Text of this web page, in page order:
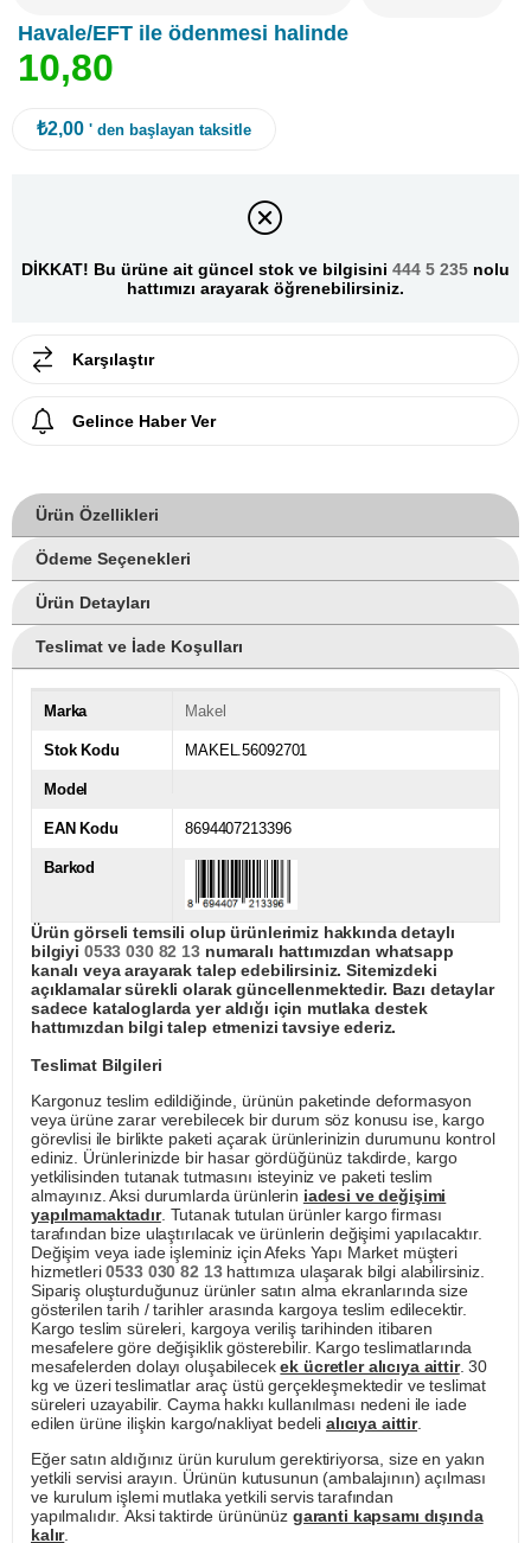
Havale/EFT ile ödenmesi halinde
10,80
₺2,00 ' den başlayan taksitle
DİKKAT! Bu ürüne ait güncel stok ve bilgisini 444 5 235 nolu
hattımızı arayarak öğrenebilirsiniz.
Karşılaştır
Gelince Haber Ver
Ürün Özellikleri
Ödeme Seçenekleri
Ürün Detayları
Teslimat ve İade Koşulları
Marka Makel
Stok Kodu MAKEL.56092701
Model
EAN Kodu 8694407213396
Barkod
Ürün görseli temsili olup ürünlerimiz hakkında detaylı
bilgiyi 0533 030 82 13numaralı hattımızdan whatsapp
kanalı veya arayarak talep edebilirsiniz. Sitemizdeki
açıklamalar sürekli olarak güncellenmektedir. Bazı detaylar
sadece kataloglarda yer aldığı için mutlaka destek
hattımızdan bilgi talep etmenizi tavsiye ederiz.
Teslimat Bilgileri
Kargonuz teslim edildiğinde, ürünün paketinde deformasyon
veya ürüne zarar verebilecek bir durum söz konusu ise, kargo
görevlisi ile birlikte paketi açarak ürünlerinizin durumunu kontrol
ediniz. Ürünlerinizde bir hasar gördüğünüz takdirde, kargo
yetkilisinden tutanak tutmasını isteyiniz ve paketi teslim
almayınız. Aksi durumlarda ürünlerin iadesi ve değişimi
yapılmamaktadır. Tutanak tutulan ürünler kargo firması
tarafından bize ulaştırılacak ve ürünlerin değişimi yapılacaktır.
Değişim veya iade işleminiz için Afeks Yapı Market müşteri
hizmetleri0533 030 82 13hattımıza ulaşarak bilgi alabilirsiniz.
Sipariş oluşturduğunuz ürünler satın alma ekranlarında size
gösterilen tarih / tarihler arasında kargoya teslim edilecektir.
Kargo teslim süreleri, kargoya veriliş tarihinden itibaren
mesafelere göre değişiklik gösterebilir. Kargo teslimatlarında
mesafelerden dolayı oluşabilecekek ücretler alıcıya aittir. 30
kg ve üzeri teslimatlar araç üstü gerçekleşmektedir ve teslimat
süreleri uzayabilir. Cayma hakkı kullanılması nedeni ile iade
edilen ürüne ilişkin kargo/nakliyat bedeli alıcıya aittir.
Eğer satın aldığınız ürün kurulum gerektiriyorsa, size en yakın
yetkili servisi arayın. Ürünün kutusunun (ambalajının) açılması
ve kurulum işlemi mutlaka yetkili servis tarafından
yapılmalıdır. Aksi taktirde ürününüz garanti kapsamı dışında
kalır.